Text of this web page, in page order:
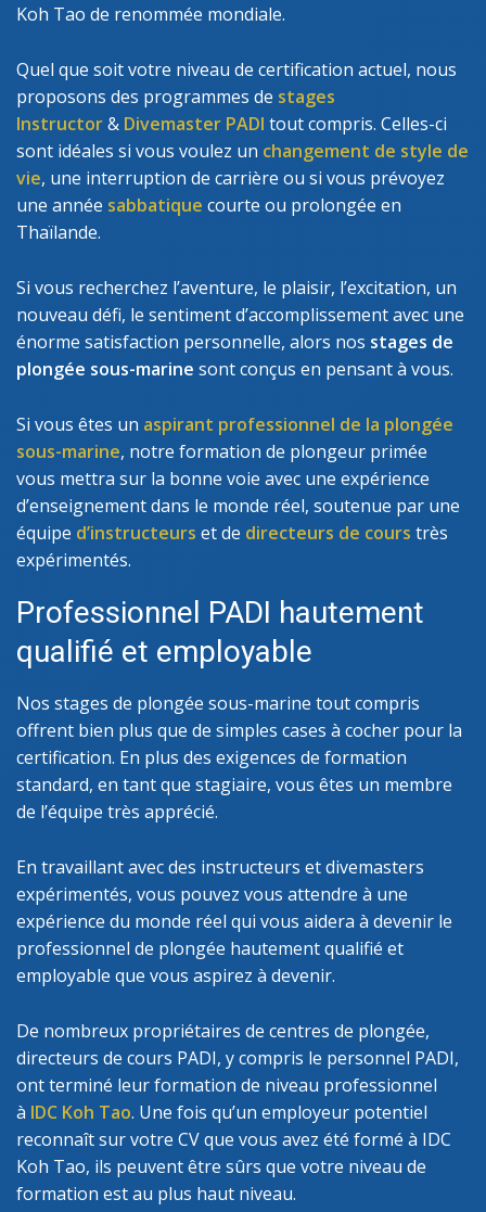
Koh Tao de renommée mondiale.
Quel que soit votre niveau de certification actuel, nous
proposons des programmes de stages
Instructor& Divemaster PADI tout compris. Celles-ci
sont idéales si vous voulez un changement de style de
vie, une interruption de carrière ou si vous prévoyez
une année sabbatique courte ou prolongée en
Thaïlande.
Si vous recherchez l’aventure, le plaisir, l’excitation, un
nouveau défi, le sentiment d’accomplissement avec une
énorme satisfaction personnelle, alors nos stages de
plongée sous-marine sont conçus en pensant à vous.
Si vous êtes un aspirant professionnel de la plongée
sous-marine, notre formation de plongeur primée
vous mettra sur la bonne voie avec une expérience
d’enseignement dans le monde réel, soutenue par une
équipe d’instructeurs et de directeurs de cours très
expérimentés.
Professionnel PADI hautement
qualifié et employable
Nos stages de plongée sous-marine tout compris
offrent bien plus que de simples cases à cocher pour la
certification. En plus des exigences de formation
standard, en tant que stagiaire, vous êtes un membre
de l’équipe très apprécié.
En travaillant avec des instructeurs et divemasters
expérimentés, vous pouvez vous attendre à une
expérience du monde réel qui vous aidera à devenir le
professionnel de plongée hautement qualifié et
employable que vous aspirez à devenir.
De nombreux propriétaires de centres de plongée,
directeurs de cours PADI, y compris le personnel PADI,
ont terminé leur formation de niveau professionnel
à IDC Koh Tao. Une fois qu’un employeur potentiel
reconnaît sur votre CV que vous avez été formé à IDC
Koh Tao, ils peuvent être sûrs que votre niveau de
formation est au plus haut niveau.